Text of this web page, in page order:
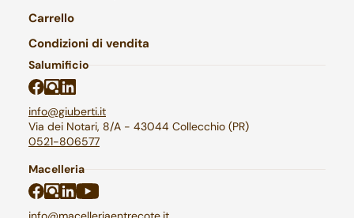
Carrello
Condizioni di vendita
Salumificio
info@giuberti.it
Via dei Notari, 8/A - 43044 Collecchio (PR)
0521-806577
Macelleria